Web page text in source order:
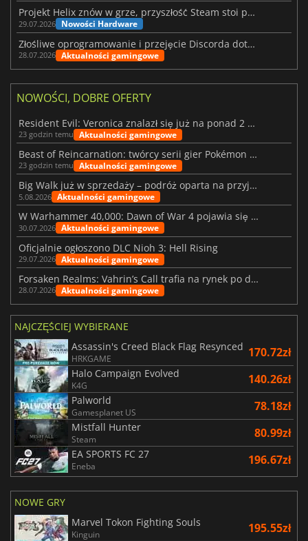
Projekt Helix znów w grze, przyszłość Steam stoi pod znakiem zapytania
29.07.2026 Nowości Hardware
Złośliwe oprogramowanie i przejęcie Discorda dotknęły Meccha Chameleon
28.07.2026 Aktualności gamingowe
NOWOŚCI, DOBRE OFERTY
Resident Evil: Veronica znalazł się już na ponad 2 milionach list życzeń
23 godzin temu Aktualności gamingowe
Beast of Reincarnation: twórcy serii gier Pokémon wkraczają na nową ścieżkę
23 godzin temu Aktualności gamingowe
Big Walk już w sprzedaży – podróż oparta na przyjaźni
5.08.2026 Aktualności gamingowe
W Warhammer 40,000: Dawn of War 4 pojawia się frakcja Nekronów
30.07.2026 Aktualności gamingowe
Oficjalnie ogłoszono DLC Nioh 3: Hell Rising
29.07.2026 Aktualności gamingowe
Forsaken Realms: Vahrin’s Call trafia na rynek po dziesięciu latach prac
28.07.2026 Aktualności gamingowe
NAJCZĘŚCIEJ WYBIERANE
Assassin's Creed Black Flag Resynced
HRKGAME 170.72zł
Halo Campaign Evolved
K4G 140.26zł
Palworld
Gamesplanet US 78.18zł
Mistfall Hunter
Steam 80.99zł
EA SPORTS FC 27
Eneba 196.67zł
NOWE GRY
Marvel Tokon Fighting Souls
Kinguin 195.55zł